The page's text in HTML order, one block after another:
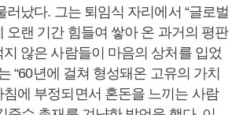
러났다. 그는 퇴임식 자리에서 “글로벌
오랜 기간 힘들여 쌓아 온 과거의 평판
않은 사람들이 마음의 상처를 입었
“60년에 걸쳐 형성돼온 고유의 가치
에 부정되면서 혼돈을 느끼는 사람